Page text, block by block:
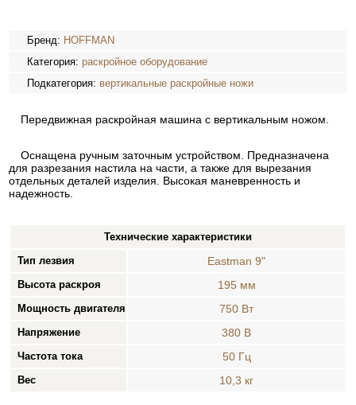
Бренд: HOFFMAN
Категория:раскройное оборудование
Подкатегория: вертикальные раскройные ножи
Передвижная раскройная машина с вертикальным ножом.
Оснащена ручным заточным устройством. Предназначена
для разрезания настила на части, а также для вырезания
отдельных деталей изделия. Высокая маневренность и
надежность.
Технические характеристики
Тип лезвия
Eastman 9"
Высота раскроя 195 мм
Мощность двигателя 750 Вт
Напряжение 380 В
Частота тока 50 Гц
Вес 10,3 кг